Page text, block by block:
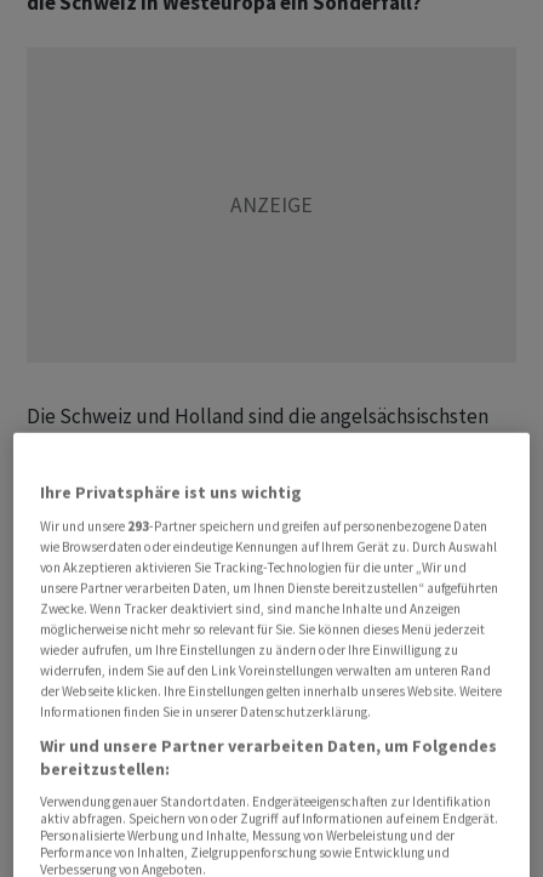
Die Schweiz und Holland sind die angelsächsischsten
aufzulehnen. Das war auch schon 1992 bei der EWR-
Abstimmung zu sehen. Die Schweiz lebt eine
Demokratie, die den Namen verdient. Das ist in vielen
europäischen Staaten nicht der Fall.
Wo steht denn die Schweiz im Verhältnis zu Europa?
Auch die Schweiz befindet sich im Wandel. Viele
konservative Kräfte haben sich nach Brexit und Trump
etwas dem Lager der Pro-Europäer zugewendet. Vielen
sagen sich: Um die liberalen Errungenschaften gegen
das angelsächsische Bollwerk zu verteidigen, ist
Zusammenhalt notwendig. Das geht auch zulasten der
Ihre Privatsphäre ist uns wichtig
Wir und unsere 293-Partner speichern und greifen auf personenbezogene Daten
wie Browserdaten oder eindeutige Kennungen auf Ihrem Gerät zu. Durch Auswahl
von Akzeptieren aktivieren Sie Tracking-Technologien für die unter „Wir und
unsere Partner verarbeiten Daten, um Ihnen Dienste bereitzustellen“ aufgeführten
Zwecke. Wenn Tracker deaktiviert sind, sind manche Inhalte und Anzeigen
möglicherweise nicht mehr so relevant für Sie. Sie können dieses Menü jederzeit
wieder aufrufen, um Ihre Einstellungen zu ändern oder Ihre Einwilligung zu
widerrufen, indem Sie auf den Link Voreinstellungen verwalten am unteren Rand
der Webseite klicken. Ihre Einstellungen gelten innerhalb unseres Website. Weitere
Informationen finden Sie in unserer Datenschutzerklärung.
Wir und unsere Partner verarbeiten Daten, um Folgendes
bereitzustellen:
Verwendung genauer Standortdaten. Endgeräteeigenschaften zur Identifikation
aktiv abfragen. Speichern von oder Zugriff auf Informationen auf einem Endgerät.
Personalisierte Werbung und Inhalte, Messung von Werbeleistung und der
Performance von Inhalten, Zielgruppenforschung sowie Entwicklung und
Verbesserung von Angeboten.